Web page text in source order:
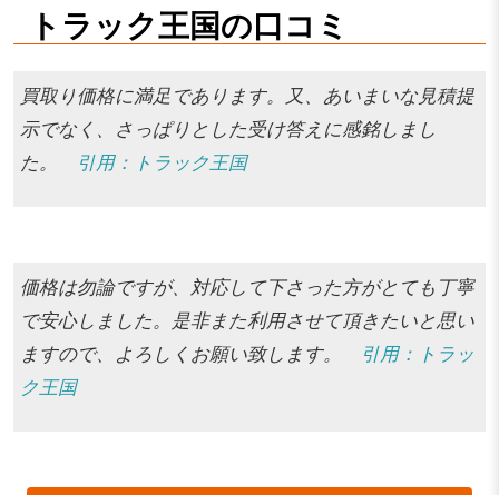
トラック王国の口コミ
買取り価格に満足であります。又、あいまいな見積提
示でなく、さっぱりとした受け答えに感銘しまし
た。
引用：トラック王国
価格は勿論ですが、対応して下さった方がとても丁寧
で安心しました。是非また利用させて頂きたいと思い
ますので、よろしくお願い致します。
引用：トラッ
ク王国